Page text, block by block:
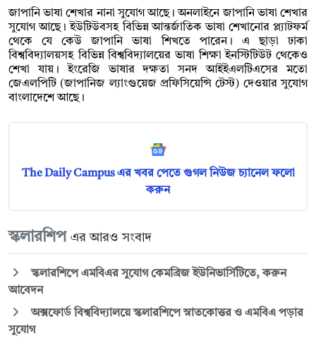
জাপানি ভাষা শেখার নানা সুযোগ আছে। অনলাইনে জাপানি ভাষা শেখার
সুযোগ আছে। ইউটিউবসহ বিভিন্ন আন্তর্জাতিক ভাষা শেখানোর প্ল্যাটফর্ম
থেকে যে কেউ জাপানি ভাষা শিখতে পারেন। এ ছাড়া ঢাকা
বিশ্ববিদ্যালয়সহ বিভিন্ন বিশ্ববিদ্যালয়ের ভাষা শিক্ষা ইনস্টিটিউট থেকেও
শেখা যায়। ইংরেজি ভাষার দক্ষতা সনদ আইইএলটিএসের মতো
জেএলপিটি (জাপানিজ ল্যাংগুয়েজ প্রফিসিয়েন্সি টেস্ট) দেওয়ার সুযোগ
বাংলাদেশে আছে।
The Daily Campus এর খবর পেতে গুগল নিউজ চ্যানেল ফলো
করুন
স্কলারশিপ এর আরও সংবাদ
স্কলারশিপে এমবিএর সুযোগ কেমব্রিজ ইউনিভার্সিটিতে, করুন
আবেদন
অক্সফোর্ড বিশ্ববিদ্যালয়ে স্কলারশিপে স্নাতকোত্তর ও এমবিএ পড়ার
সুযোগ